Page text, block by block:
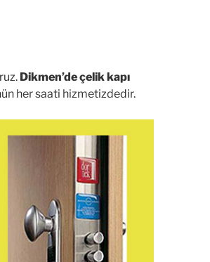
Dikmen’de çelik kapı
her saati hizmetizdedir.